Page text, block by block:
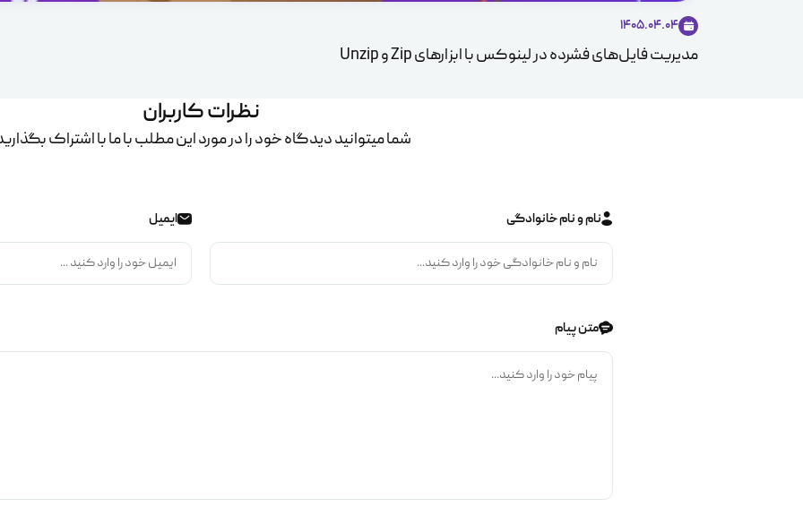
1405.04.04
مدیریت فایل‌های فشرده در لینوکس با ابزارهای Zip و Unzip
نظرات کاربران
شما میتوانید دیدگاه خود را در مورد این مطلب با ما با اشتراک
نام و نام خانوادگی ایمیل
متن پیام